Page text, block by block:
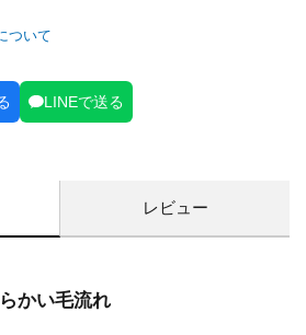
ついて
LINEで送る
レビュー
かい毛流れ